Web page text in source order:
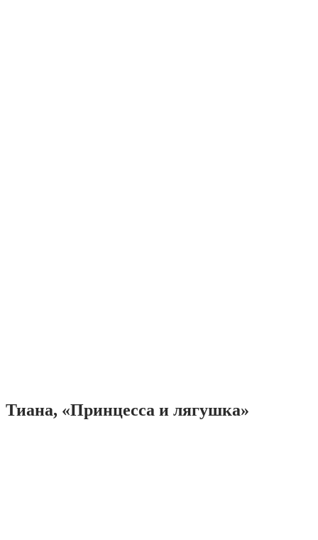
Тиана, «Принцесса и лягушка»